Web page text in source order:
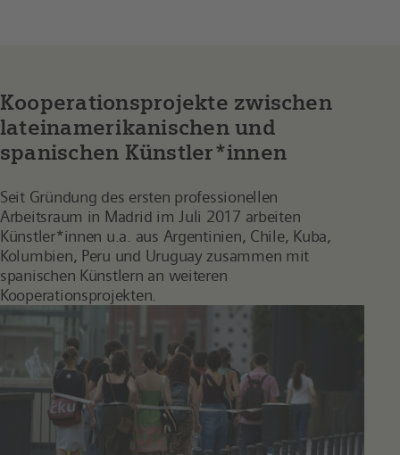
Kooperationsprojekte zwischen
lateinamerikanischen und
spanischen Künstler*innen
Seit Gründung des ersten professionellen
Arbeitsraum in Madrid im Juli 2017 arbeiten
Künstler*innen u.a. aus Argentinien, Chile, Kuba,
Kolumbien, Peru und Uruguay zusammen mit
spanischen Künstlern an weiteren
Kooperationsprojekten.